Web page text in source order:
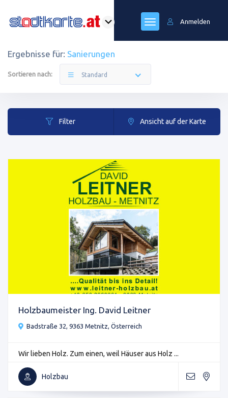
Anmelden
Ergebnisse für: Sanierungen
Sortieren nach: Standard
Filter Ansicht auf der Karte
Holzbaumeister Ing. David Leitner
Badstraße 32, 9363 Metnitz, Österreich
Wir lieben Holz. Zum einen, weil Häuser aus Holz ...
Holzbau